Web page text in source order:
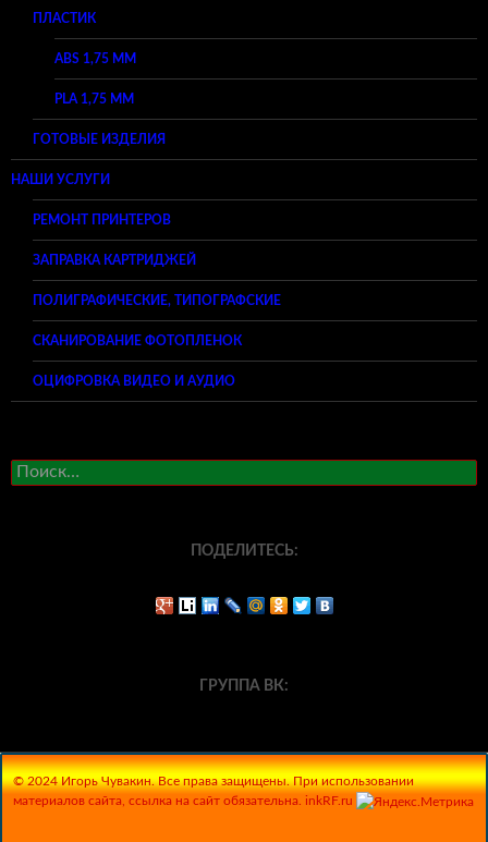
ПЛАСТИК
ABS 1,75 ММ
PLA 1,75 ММ
ГОТОВЫЕ ИЗДЕЛИЯ
НАШИ УСЛУГИ
РЕМОНТ ПРИНТЕРОВ
ЗАПРАВКА КАРТРИДЖЕЙ
ПОЛИГРАФИЧЕСКИЕ, ТИПОГРАФСКИЕ
СКАНИРОВАНИЕ ФОТОПЛЕНОК
ОЦИФРОВКА ВИДЕО И АУДИО
Найти:
ПОДЕЛИТЕСЬ:
ГРУППА ВК:
© 2024 Игорь Чувакин. Все права защищены. При использовании
материалов сайта, ссылка на сайт обязательна. inkRF.ru